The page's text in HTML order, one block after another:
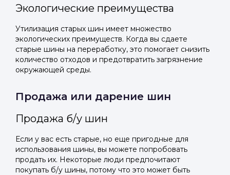
Экологические преимущества
Утилизация старых шин имеет множество
экологических преимуществ. Когда вы сдаете
старые шины на переработку, это помогает снизить
количество отходов и предотвратить загрязнение
окружающей среды.
Продажа или дарение шин
Продажа б/у шин
Если у вас есть старые, но еще пригодные для
использования шины, вы можете попробовать
продать их. Некоторые люди предпочитают
покупать б/у шины, потому что это может быть